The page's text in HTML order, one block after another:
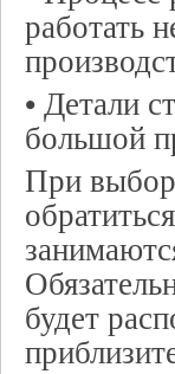
работать
• Детали
большой
При
будет